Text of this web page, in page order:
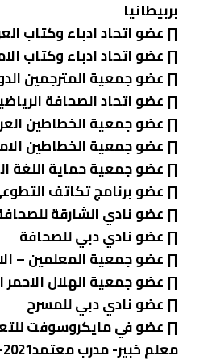
بربيطانيا
∏ عضو اتحاد ادباء وكتاب
∏ عضو اتحاد ادباء وكتاب
∏ عضو جمعية المترجمين
∏ عضو اتحاد الصحافة
∏ عضو جمعية الخطاطين
∏ عضو جمعية الخطاطين
∏ عضو جمعية حماية اللغة
∏ عضو برنامج تكاتف
∏ عضو نادي الشارقة
∏ عضو نادي دبي للصحافة
∏ عضو جمعية المعلمين –
∏ عضو جمعية الهلال الاحمر
∏ عضو نادي دبي للمسرح
∏ عضو في مايكروسوفت
معلم خبير- مدرب معتمد2021-2022